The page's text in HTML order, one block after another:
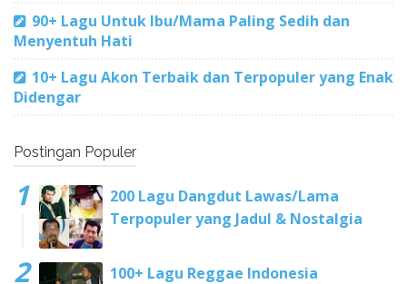
90+ Lagu Untuk Ibu/Mama Paling Sedih dan
Menyentuh Hati
10+ Lagu Akon Terbaik dan Terpopuler yang Enak
Didengar
Postingan Populer
200 Lagu Dangdut Lawas/Lama
Terpopuler yang Jadul & Nostalgia
100+ Lagu Reggae Indonesia